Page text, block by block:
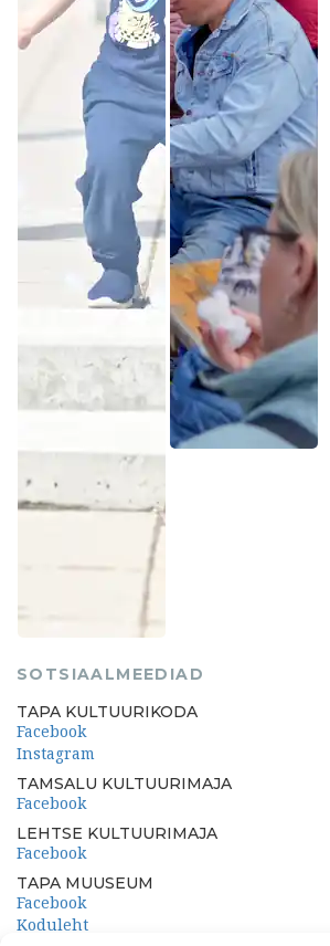
SOTSIAALMEEDIAD
TAPA KULTUURIKODA
Facebook
Instagram
TAMSALU KULTUURIMAJA
Facebook
LEHTSE KULTUURIMAJA
Facebook
TAPA MUUSEUM
Facebook
Koduleht